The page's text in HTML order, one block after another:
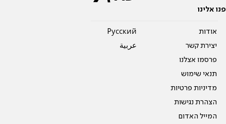
פנו אלינו
אודות
יצירת קשר
פרסמו אצלנו
תנאי שימוש
מדיניות פרטיות
הצהרת נגישות
המייל האדום
Pусский
عربية